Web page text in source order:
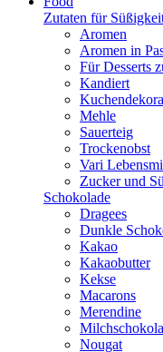
Zutaten für
Aromen
Aromen in
Für Desserts
Kandiert
Mehle
Sauerteig
Trockenobst
Vari
Zucker und
Schokolade
Dragees
Dunkle
Kakao
Kakaobutter
Kekse
Macarons
Merendine
Nougat